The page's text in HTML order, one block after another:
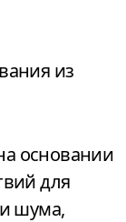
из
основании
для
шума,